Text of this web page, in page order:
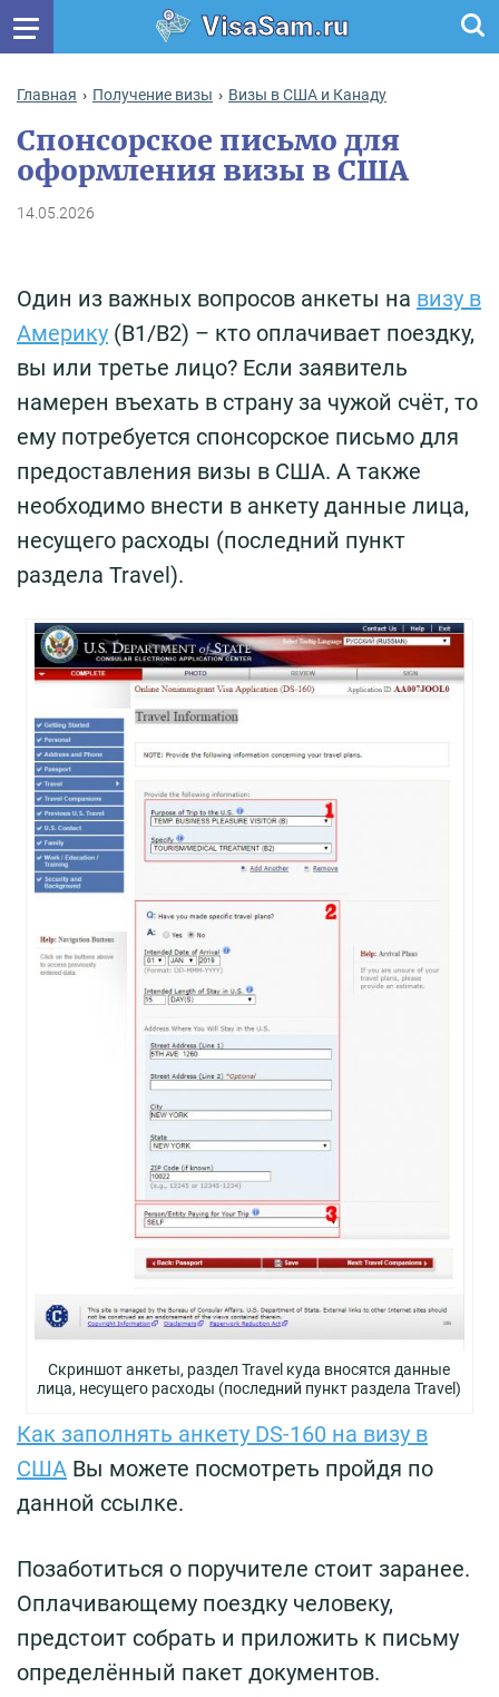
VisaSam.ru
Главная Получение визы Визы в США и Канаду
Спонсорское письмо для
оформления визы в США
14.05.2026
Один из важных вопросов анкеты на визу в
Америку (B1/B2) – кто оплачивает поездку,
вы или третье лицо? Если заявитель
намерен въехать в страну за чужой счёт, то
ему потребуется спонсорское письмо для
предоставления визы в США. А также
необходимо внести в анкету данные лица,
несущего расходы (последний пункт
раздела Travel).
Скриншот анкеты, раздел Travel куда вносятся данные
лица, несущего расходы (последний пункт раздела Travel)
Как заполнять анкету DS-160 на визу в
США Вы можете посмотреть пройдя по
данной ссылке.
Позаботиться о поручителе стоит заранее.
Оплачивающему поездку человеку,
предстоит собрать и приложить к письму
определённый пакет документов.